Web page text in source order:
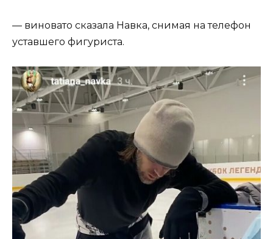
— виновато сказала Навка, снимая на телефон
уставшего фигуриста.